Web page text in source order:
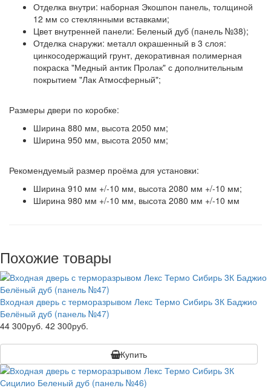
Отделка внутри: наборная Экошпон панель, толщиной
12 мм со стеклянными вставками;
Цвет внутренней панели: Беленый дуб (панель №38);
Отделка снаружи: металл окрашенный в 3 слоя:
цинкосодержащий грунт, декоративная полимерная
покраска "Медный антик Пролак" с дополнительным
покрытием "Лак Атмосферный";
Размеры двери по коробке:
Ширина 880 мм, высота 2050 мм;
Ширина 950 мм, высота 2050 мм;
Рекомендуемый размер проёма для установки:
Ширина 910 мм +/-10 мм, высота 2080 мм +/-10 мм;
Ширина 980 мм +/-10 мм, высота 2080 мм +/-10 мм
Похожие товары
Входная дверь с терморазрывом Лекс Термо Сибирь 3К Баджио
Белёный дуб (панель №47)
44 300руб. 42 300руб.
Купить